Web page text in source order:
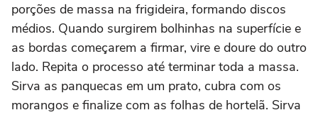
porções de massa na frigideira, formando discos
médios. Quando surgirem bolhinhas na superfície e
as bordas começarem a firmar, vire e doure do outro
lado. Repita o processo até terminar toda a massa.
Sirva as panquecas em um prato, cubra com os
morangos e finalize com as folhas de hortelã. Sirva